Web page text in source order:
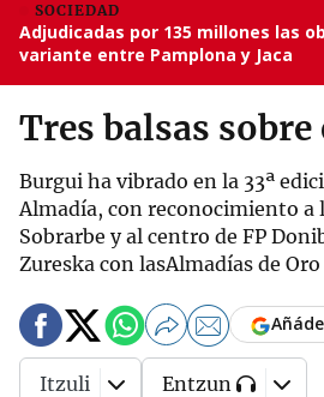
SOCIEDAD
Adjudicadas por 135 millones las
variante entre Pamplona y Jaca
Tres balsas
Burgui ha vibrado en la 33ª
Almadía, con reconocimiento a
Sobrarbe y al centro de FP
Zureska con lasAlmadías de
Itzuli Entzun